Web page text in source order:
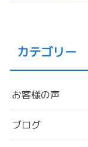
カテゴリー
お客様の声
ブログ